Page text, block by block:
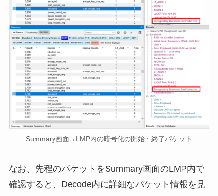
Summary画面→LMP内の暗号化の開始・終了パケット
なお、先程のパケットをSummary画面のLMP内で
確認すると、Decode内に詳細なパケット情報を見